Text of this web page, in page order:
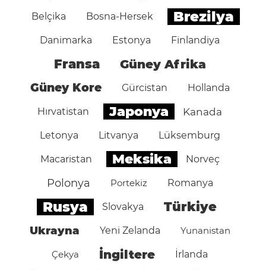
Belçika Bosna-Hersek Brezilya
Danimarka Estonya Finlandiya
Fransa Güney Afrika
Güney Kore Gürcistan Hollanda
Hırvatistan Japonya Kanada
Letonya Litvanya Lüksemburg
Macaristan Meksika Norveç
Polonya Portekiz Romanya
Rusya Slovakya Türkiye
Ukrayna Yeni Zelanda Yunanistan
Çekya İngiltere İrlanda